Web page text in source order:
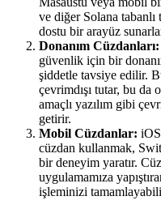
ve diğer Solana
dostu bir arayüz
Donanım Cüzdanları:
güvenlik için bir
şiddetle tavsiye edilir.
çevrimdışı tutar, bu da
amaçlı yazılım gibi
getirir.
Mobil Cüzdanlar:
cüzdan kullanmak,
bir deneyim yaratır.
uygulamamıza
işleminizi